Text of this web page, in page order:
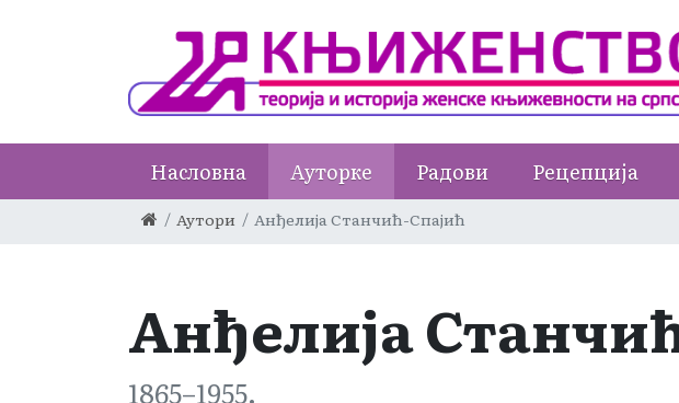
Насловна Ауторке Радови Рецепција
Аутори Анђелија Станчић-Спајић
Анђелија
1865–1955.